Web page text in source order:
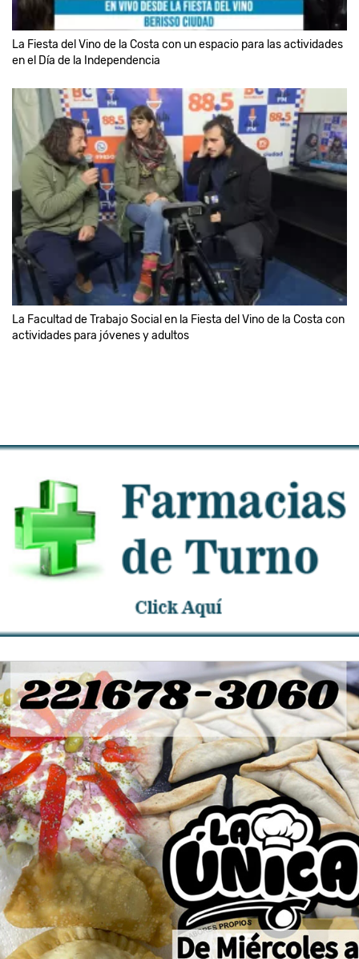
La Fiesta del Vino de la Costa con un espacio para las actividades
en el Día de la Independencia
La Facultad de Trabajo Social en la Fiesta del Vino de la Costa con
actividades para jóvenes y adultos